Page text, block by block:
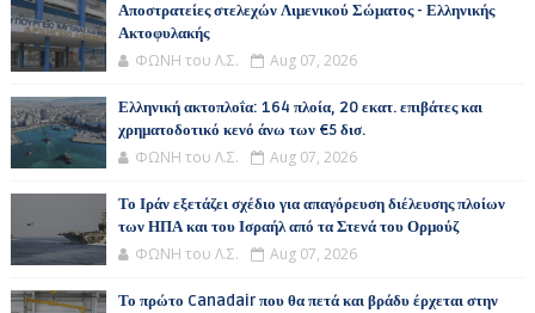
Αποστρατείες στελεχών Λιμενικού Σώματος - Ελληνικής
Ακτοφυλακής
ΦΩΝΗ του Λ.Σ. Aug 07, 2026
Ελληνική ακτοπλοΐα: 164 πλοία, 20 εκατ. επιβάτες και
χρηματοδοτικό κενό άνω των €5 δισ.
ΦΩΝΗ του Λ.Σ. Aug 07, 2026
Το Ιράν εξετάζει σχέδιο για απαγόρευση διέλευσης πλοίων
των ΗΠΑ και του Ισραήλ από τα Στενά του Ορμούζ
ΦΩΝΗ του Λ.Σ. Aug 07, 2026
Το πρώτο Canadair που θα πετά και βράδυ έρχεται στην